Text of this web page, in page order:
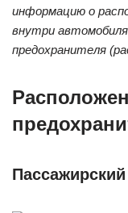
информацию о
внутри автомобиля
предохранителя